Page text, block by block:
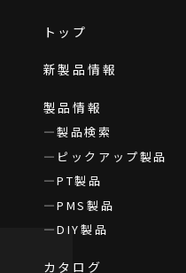
トップ
新製品情報
製品情報
製品検索
ピックアップ製品
PT製品
PMS製品
DIY製品
カタログ